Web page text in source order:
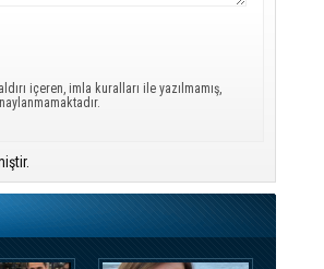
içeren, imla kuralları ile yazılmamış,